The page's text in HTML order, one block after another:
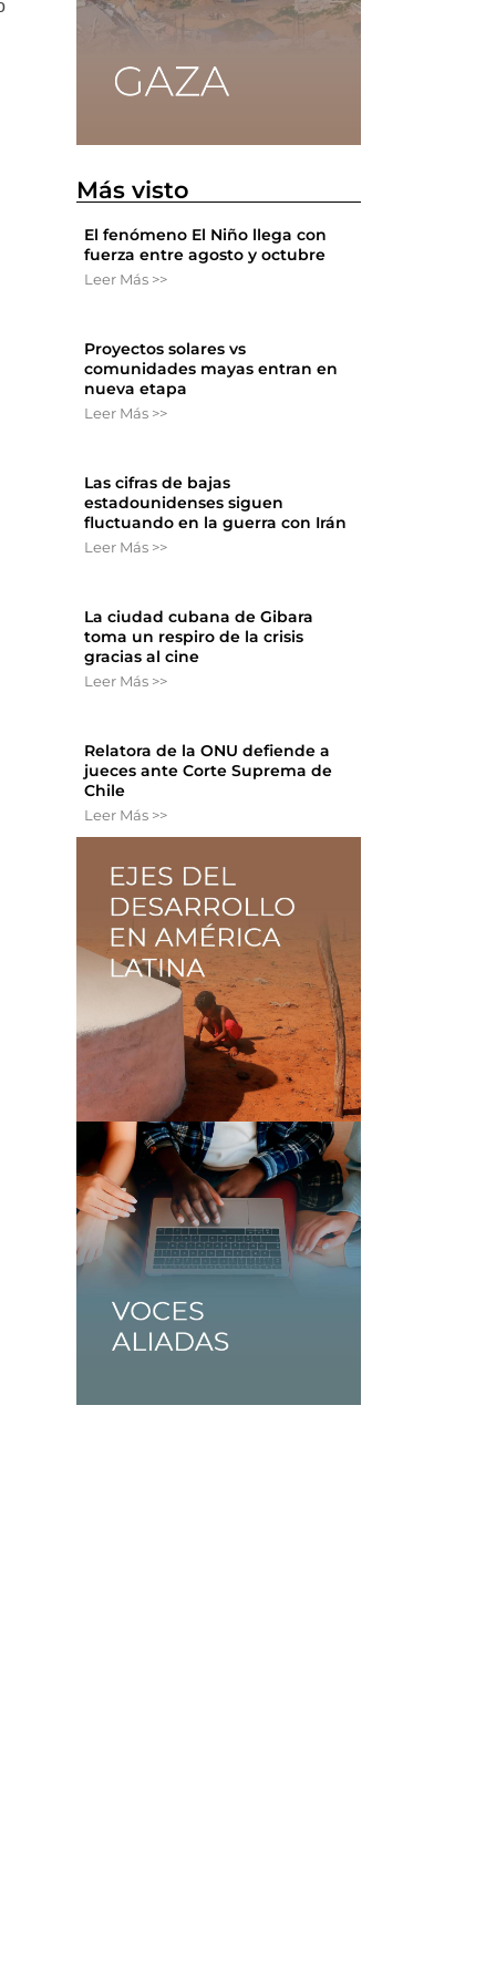
Más visto
El fenómeno El Niño llega con
fuerza entre agosto y octubre
Leer Más >>
Proyectos solares vs
comunidades mayas entran en
nueva etapa
Leer Más >>
Las cifras de bajas
estadounidenses siguen
fluctuando en la guerra con Irán
Leer Más >>
La ciudad cubana de Gibara
toma un respiro de la crisis
gracias al cine
Leer Más >>
Relatora de la ONU defiende a
jueces ante Corte Suprema de
Chile
Leer Más >>